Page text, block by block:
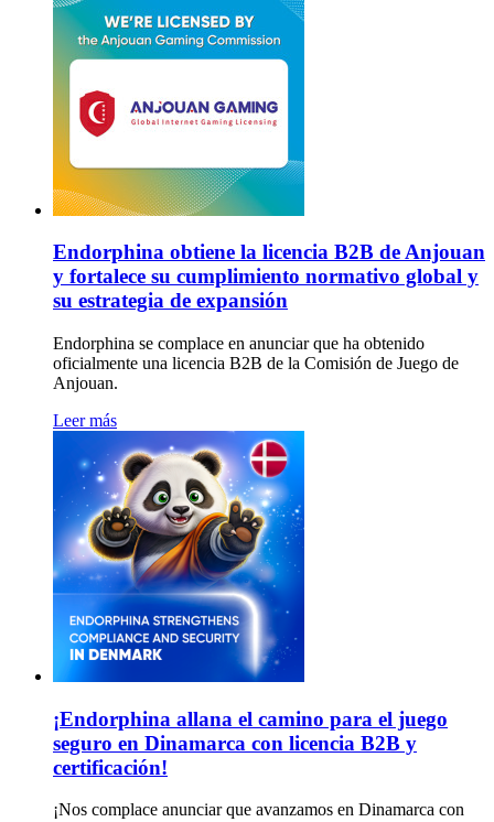
Endorphina obtiene la licencia B2B de Anjouan
y fortalece su cumplimiento normativo global y
su estrategia de expansión
Endorphina se complace en anunciar que ha obtenido
oficialmente una licencia B2B de la Comisión de Juego de
Anjouan.
Leer más
¡Endorphina allana el camino para el juego
seguro en Dinamarca con licencia B2B y
certificación!
¡Nos complace anunciar que avanzamos en Dinamarca con